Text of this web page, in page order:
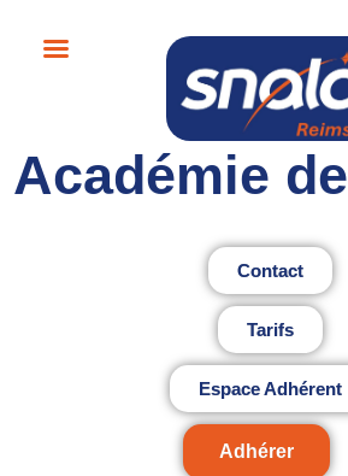
Académie de
Contact
Tarifs
Espace Adhérent
Adhérer